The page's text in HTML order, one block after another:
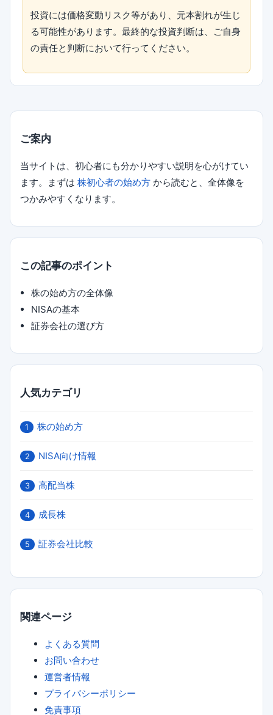
投資には価格変動リスク等があり、元本割れが生じ
る可能性があります。最終的な投資判断は、ご自身
の責任と判断において行ってください。
ご案内
当サイトは、初心者にも分かりやすい説明を心がけてい
ます。まずは 株初心者の始め方 から読むと、全体像を
つかみやすくなります。
この記事のポイント
株の始め方の全体像
NISAの基本
証券会社の選び方
人気カテゴリ
1 株の始め方
2 NISA向け情報
3 高配当株
4 成長株
5 証券会社比較
関連ページ
よくある質問
お問い合わせ
運営者情報
プライバシーポリシー
免責事項